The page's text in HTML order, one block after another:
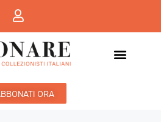
ORA